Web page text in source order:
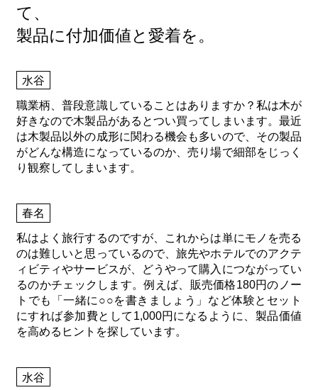
て、
製品に付加価値と愛着を。
水谷
職業柄、普段意識していることはありますか？私は木が
好きなので木製品があるとつい買ってしまいます。最近
は木製品以外の成形に関わる機会も多いので、その製品
がどんな構造になっているのか、売り場で細部をじっく
り観察してしまいます。
春名
私はよく旅行するのですが、これからは単にモノを売る
のは難しいと思っているので、旅先やホテルでのアクテ
ィビティやサービスが、どうやって購入につながってい
るのかチェックします。例えば、販売価格180円のノー
トでも「一緒に○○を書きましょう」など体験とセット
にすれば参加費として1,000円になるように、製品価値
を高めるヒントを探しています。
水谷